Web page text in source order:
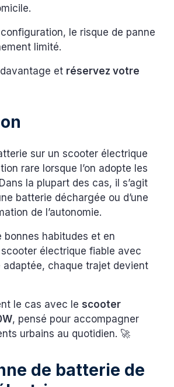
le risque de panne
limité.
et réservez votre
sur un scooter électrique
rare lorsque l’on adopte les
la plupart des cas, il s’agit
batterie déchargée ou d’une
de l’autonomie.
bonnes habitudes et en
électrique fiable avec
adaptée, chaque trajet devient
le cas avec lescooter
, pensé pour accompagner
urbains au quotidien. 🚀
de batterie de